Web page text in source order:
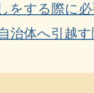
をする際に
治体へ引越